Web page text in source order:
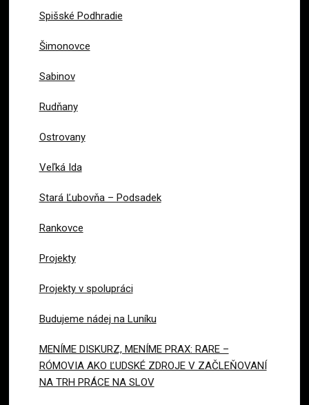
Spišské Podhradie
Šimonovce
Sabinov
Rudňany
Ostrovany
Veľká Ida
Stará Ľubovňa – Podsadek
Rankovce
Projekty
Projekty v spolupráci
Budujeme nádej na Luníku
MENÍME DISKURZ, MENÍME PRAX: RARE –
RÓMOVIA AKO ĽUDSKÉ ZDROJE V ZAČLEŇOVANÍ
NA TRH PRÁCE NA SLOV